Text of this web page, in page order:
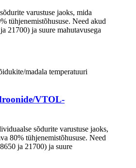
varustuse jaoks, mida
tühjenemistõhususe. Need akud
21700) ja suure mahutavusega
VTOL-
sõdurite varustuse jaoks,
80% tühjenemistõhususe. Need
ja 21700) ja suure